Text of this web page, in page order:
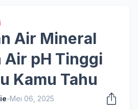
Air Mineral
Air pH Tinggi
Kamu Tahu
-Mei 06, 2025